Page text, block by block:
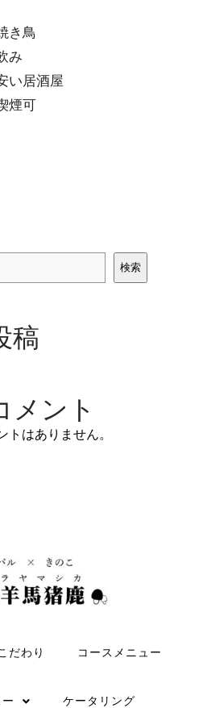
き鳥
み
い居酒屋
煙可
検索
稿
メント
トはありません。
だわり コースメニュー
ケータリング